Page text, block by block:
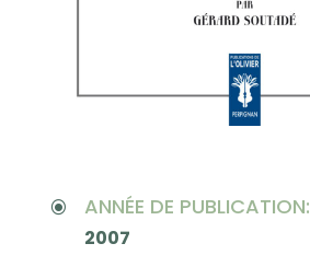
\ ANNÉE DE PUBLICATION:
2007